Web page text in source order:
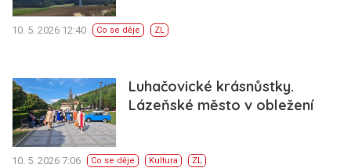
10. 5. 2026 12:40 Co se děje ZL
Luhačovické krásnůstky.
Lázeňské město v obležení
10. 5. 2026 7:06 Co se děje Kultura ZL